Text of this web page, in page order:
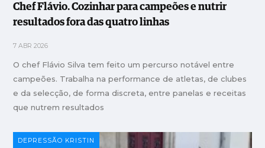
Chef Flávio. Cozinhar para campeões e nutrir
resultados fora das quatro linhas
7 ABR 2026
O chef Flávio Silva tem feito um percurso notável entre
campeões. Trabalha na performance de atletas, de clubes
e da selecção, de forma discreta, entre panelas e receitas
que nutrem resultados
DEPRESSÃO KRISTIN